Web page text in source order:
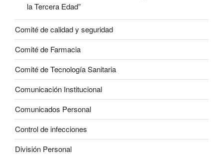
la Tercera Edad”
Comité de calidad y seguridad
Comité de Farmacia
Comité de Tecnología Sanitaria
Comunicación Institucional
Comunicados Personal
Control de infecciones
División Personal